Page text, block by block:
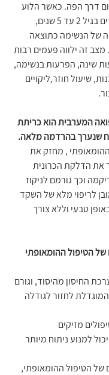
דרך הפה. כאשר הלוע
קטן יחסית, כמו בילדים בגיל 2 עד 5 שנים,
של הנשימה כתוצאה
זה ילווה פעמים רבות
שינה, הפרעות בנשימה,
שיעול חוזר,ליקויים
המערבית הוא כריתת
שנערך בהרדמה מלאה.
, מחזק את
את הדלקת הכרונית
וכך גורמם לניקוז
לריפוי מלא של השקד
טבעי וללא צורך
של הטיפול ההומאופתי
החיסון מהיסוד, וגורם
לחזור לגודלה
מזיקים
למנוע ניתוח מיותר
של הטיפול ההומאופתי,